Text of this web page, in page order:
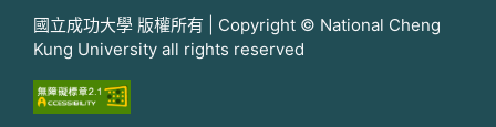
國立成功大學 版權所有 | Copyright © National Cheng
Kung University all rights reserved